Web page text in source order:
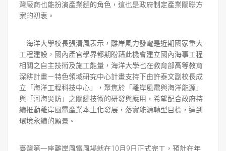
灣廠商也能扮演產業鏈的角色，這也是政府制定產業關聯方
案的初衷。
海洋大學校長張清風表示，離岸風力發電是近期國家重大
工程建設，國內產官學界都期盼藉此機會建立國內海事工程
相關之自主技術及施工能量，海洋大學也在教育部高等教育
深耕計畫－特色領域研究中心計畫支持下由許泰文副校長成
立「海洋工程科技中心」，聚焦於「離岸風電與海洋能源」
與「河海災防」之關鍵技術的研發與應用，希望配合政府持
續推動離岸風電產業本土化發展，落實能源轉型目標，達到
環境永續的願景。
臺灣第一座離岸風電風場就在10月9日正式完工，預計在年